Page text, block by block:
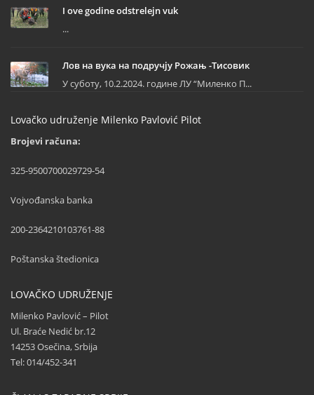
I ove godine odstrelejn vuk
...
Лов на вука на подручју Рожањ -Тисовик
У суботу, 10.2.2024. године ЛУ “Миленко П...
Lovačko udruženje Milenko Pavlović Pilot
Brojevi računa:
325-9500700029729-54
Vojvođanska banka
200-2364210103761-88
Poštanska štedionica
LOVAČKO UDRUŽENJE
Milenko Pavlović – Pilot
Ul. Braće Nedić br.12
14253 Osečina, Srbija
Tel: 014/452-341